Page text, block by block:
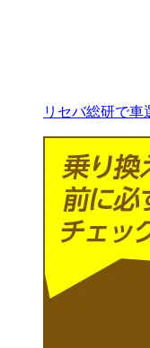
リセバ総研で車